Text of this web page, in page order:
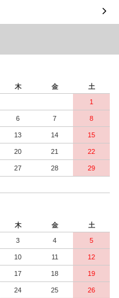
木 金 土
1
6 7 8
13 14 15
20 21 22
27 28 29
木 金 土
3 4 5
10 11 12
17 18 19
24 25 26